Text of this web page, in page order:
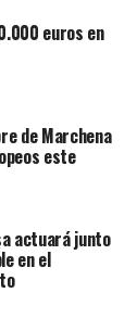
euros en
de Marchena
este
actuará junto
en el